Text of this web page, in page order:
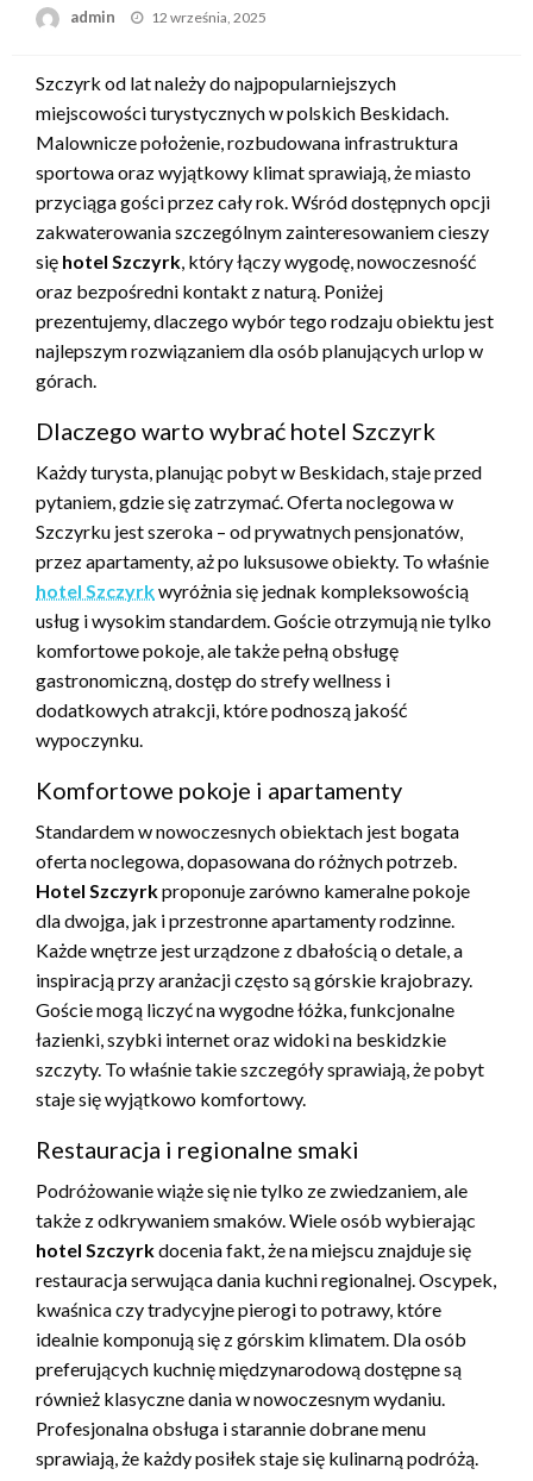
admin
Opublikowane
12 września, 2025
Szczyrk od lat należy do najpopularniejszych
miejscowości turystycznych w polskich Beskidach.
Malownicze położenie, rozbudowana infrastruktura
sportowa oraz wyjątkowy klimat sprawiają, że miasto
przyciąga gości przez cały rok. Wśród dostępnych opcji
zakwaterowania szczególnym zainteresowaniem cieszy
się hotel Szczyrk , który łączy wygodę, nowoczesność
oraz bezpośredni kontakt z naturą. Poniżej
prezentujemy, dlaczego wybór tego rodzaju obiektu jest
najlepszym rozwiązaniem dla osób planujących urlop w
górach.
Dlaczego warto wybrać hotel Szczyrk
Każdy turysta, planując pobyt w Beskidach, staje przed
pytaniem, gdzie się zatrzymać. Oferta noclegowa w
Szczyrku jest szeroka – od prywatnych pensjonatów,
przez apartamenty, aż po luksusowe obiekty. To właśnie
hotel Szczyrkwyróżnia się jednak kompleksowością
usług i wysokim standardem. Goście otrzymują nie tylko
komfortowe pokoje, ale także pełną obsługę
gastronomiczną, dostęp do strefy wellness i
dodatkowych atrakcji, które podnoszą jakość
wypoczynku.
Komfortowe pokoje i apartamenty
Standardem w nowoczesnych obiektach jest bogata
oferta noclegowa, dopasowana do różnych potrzeb.
Hotel Szczyrkproponuje zarówno kameralne pokoje
dla dwojga, jak i przestronne apartamenty rodzinne.
Każde wnętrze jest urządzone z dbałością o detale, a
inspiracją przy aranżacji często są górskie krajobrazy.
Goście mogą liczyć na wygodne łóżka, funkcjonalne
łazienki, szybki internet oraz widoki na beskidzkie
szczyty. To właśnie takie szczegóły sprawiają, że pobyt
staje się wyjątkowo komfortowy.
Restauracja i regionalne smaki
Podróżowanie wiąże się nie tylko ze zwiedzaniem, ale
także z odkrywaniem smaków. Wiele osób wybierając
hotel Szczyrkdocenia fakt, że na miejscu znajduje się
restauracja serwująca dania kuchni regionalnej. Oscypek,
kwaśnica czy tradycyjne pierogi to potrawy, które
idealnie komponują się z górskim klimatem. Dla osób
preferujących kuchnię międzynarodową dostępne są
również klasyczne dania w nowoczesnym wydaniu.
Profesjonalna obsługa i starannie dobrane menu
sprawiają, że każdy posiłek staje się kulinarną podróżą.